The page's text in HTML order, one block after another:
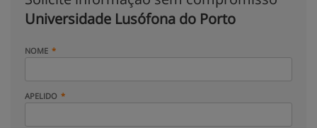
Universidade Lusófona do Porto
NOME
APELIDO